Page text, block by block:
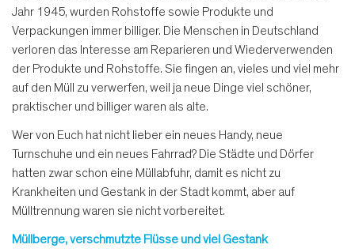
Jahr 1945, wurden Rohstoffe sowie Produkte und
Verpackungen immer billiger. Die Menschen in Deutschland
verloren das Interesse am Reparieren und Wiederverwenden
der Produkte und Rohstoffe. Sie fingen an, vieles und viel mehr
auf den Müll zu verwerfen, weil ja neue Dinge viel schöner,
praktischer und billiger waren als alte.
Wer von Euch hat nicht lieber ein neues Handy, neue
Turnschuhe und ein neues Fahrrad? Die Städte und Dörfer
hatten zwar schon eine Müllabfuhr, damit es nicht zu
Krankheiten und Gestank in der Stadt kommt, aber auf
Mülltrennung waren sie nicht vorbereitet.
Müllberge, verschmutzte Flüsse und viel Gestank